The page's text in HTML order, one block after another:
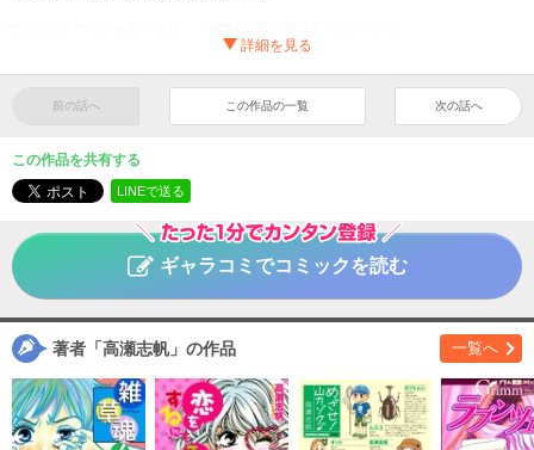
生徒を第一志望校に絶対合格させる最強最悪の塾講師・黒木蔵人！
もっとも熱い中学受験の隠された裏側、合格への戦略を
圧倒的なリアリティーでえぐりだす衝撃の問題作！
作者 高瀬志帆
前の話へ この作品の一覧 次の話へ
この作品を共有する
LINEで送る
ギャラコミでコミックを読む
著者「高瀬志帆」の作品 一覧へ